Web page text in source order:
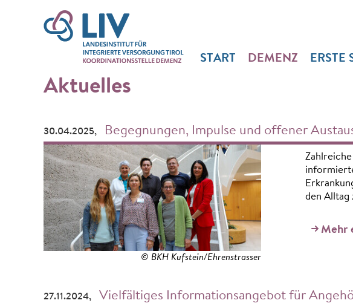
START DEMENZ ERSTE
Aktuelles
30.04.2025, Begegnungen, Impulse und offener
© BKH Kufstein/Ehrenstrasser
den Alltag
Mehr
27.11.2024, Vielfältiges Informationsangebot für